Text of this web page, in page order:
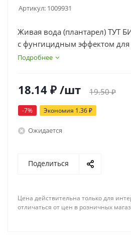
Артикул: 1009931
Живая вода (плантарел) ТУТ
с фунгицидным эффектом
(1 мл)
Подробнее
18.14 ₽ /шт 19.50₽
-7% Экономия 1.36₽
Ожидается
Поделиться
Цена действительна только для
отличаться от цен в розничных